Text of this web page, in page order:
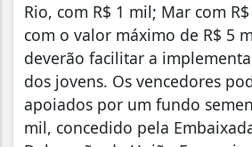
Rio, com R$ 1 mil; Mar com
com o valor máximo de R$ 5
deverão facilitar a
dos jovens. Os vencedores
apoiados por um fundo
mil, concedido pela